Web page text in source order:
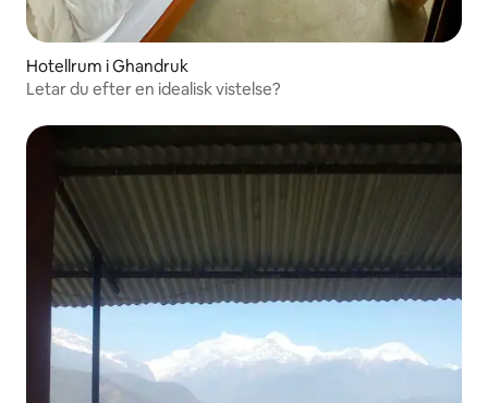
Hotellrum i Ghandruk
Letar du efter en idealisk vistelse?